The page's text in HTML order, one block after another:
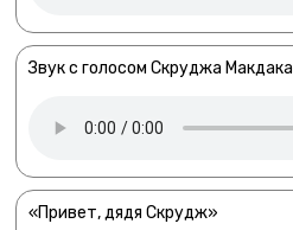
Звук с голосом Скруджа Макдака
«Привет, дядя Скрудж»